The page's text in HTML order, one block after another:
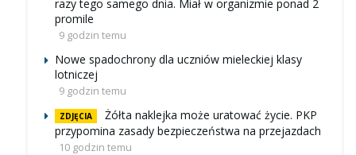
razy tego samego dnia. Miał w organizmie ponad 2
promile
9 godzin temu
Nowe spadochrony dla uczniów mieleckiej klasy
lotniczej
9 godzin temu
ZDJĘCIA
Żółta naklejka może uratować życie. PKP
przypomina zasady bezpieczeństwa na przejazdach
10 godzin temu